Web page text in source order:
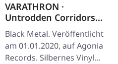
VARATHRON ·
Untrodden Corridors
Of Hades | SILVER LP
Black Metal. Veröffentlicht
am 01.01.2020, auf Agonia
Records. Silbernes Vinyl